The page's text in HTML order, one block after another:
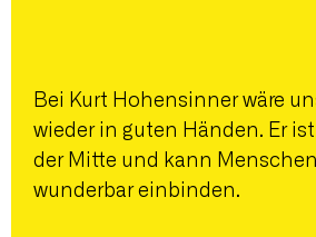
Bei Kurt Hohensinner wäre
wieder in guten Händen. Er
der Mitte und kann
wunderbar einbinden.